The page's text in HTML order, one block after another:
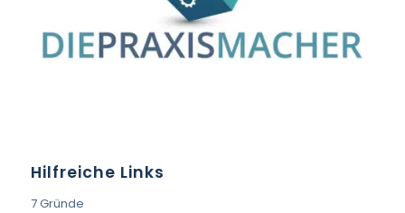
Hilfreiche Links
7 Gründe